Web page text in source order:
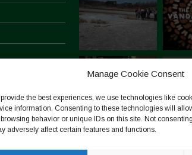
Manage Cookie Consent
provide the best experiences, we use technologies like
information. Consenting to these technologies will
behavior or unique IDs on this site. Not
adversely affect certain features and functions.